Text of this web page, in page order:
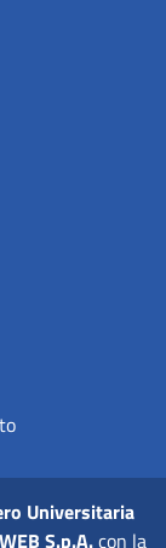
Universitaria
S.p.A.con la